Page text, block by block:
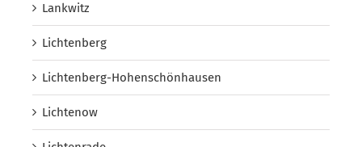
Lankwitz
Lichtenberg
Lichtenberg-Hohenschönhausen
Lichtenow